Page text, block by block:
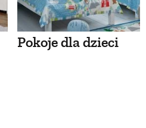
Pokoje dla dzieci